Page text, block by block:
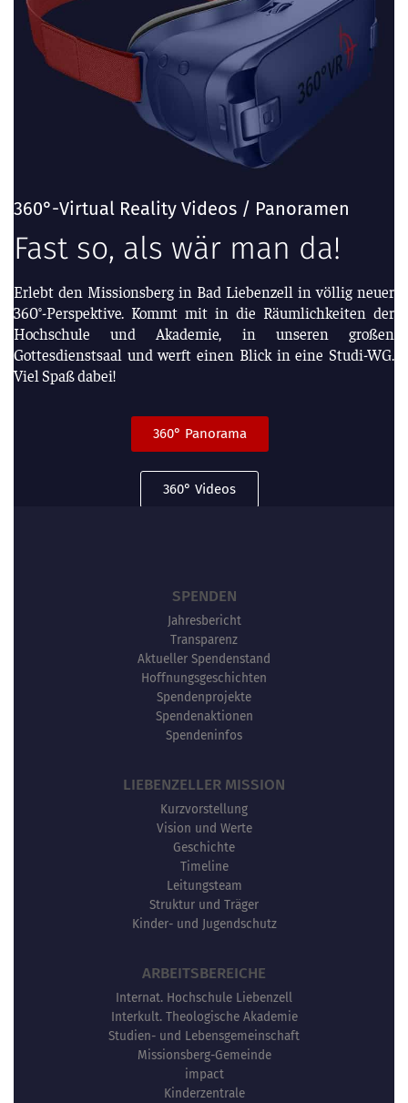
360°-Virtual Reality Videos / Panoramen
Fast so, als wär man da!
Erlebt den Missionsberg in Bad Liebenzell in völlig neuer
360°-Perspektive. Kommt mit in die Räumlichkeiten der
Hochschule und Akademie, in unseren großen
Gottesdienstsaal und werft einen Blick in eine Studi-WG.
Viel Spaß dabei!
360° Panorama
360° Videos
SPENDEN
Jahresbericht
Transparenz
Aktueller Spendenstand
Hoffnungsgeschichten
Spendenprojekte
Spendenaktionen
Spendeninfos
LIEBENZELLER MISSION
Kurzvorstellung
Vision und Werte
Geschichte
Timeline
Leitungsteam
Struktur und Träger
Kinder- und Jugendschutz
ARBEITSBEREICHE
Internat. Hochschule Liebenzell
Interkult. Theologische Akademie
Studien- und Lebensgemeinschaft
Missionsberg-Gemeinde
impact
Kinderzentrale